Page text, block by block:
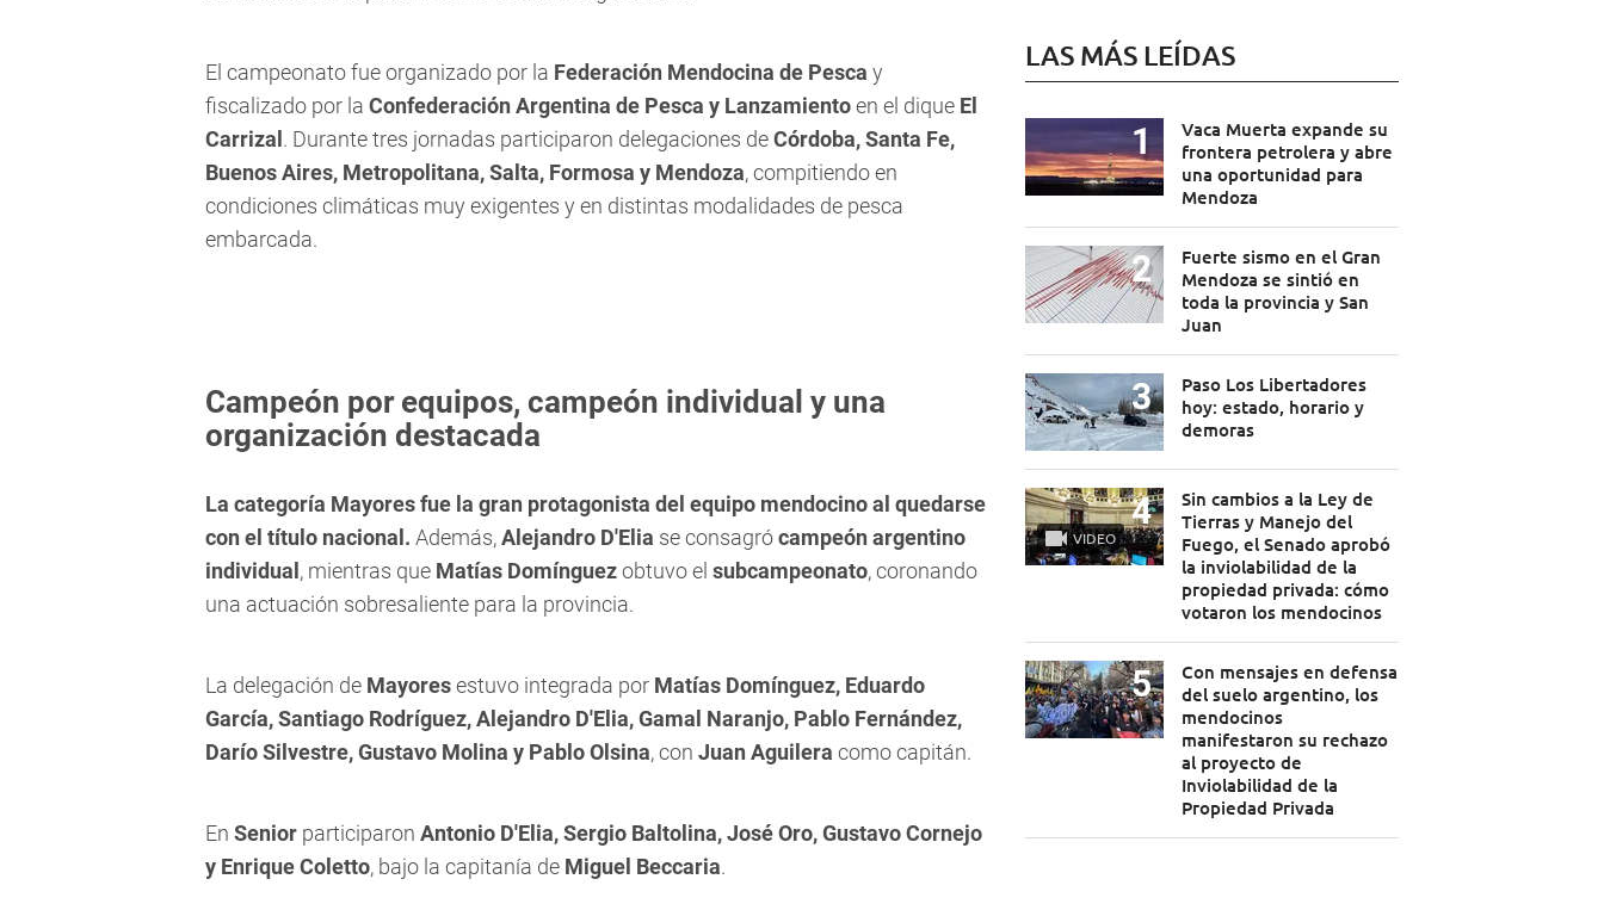
El campeonato fue organizado por la Federación Mendocina de Pesca y
fiscalizado por la Confederación Argentina de Pesca y Lanzamientoen el dique El
Carrizal . Durante tres jornadas participaron delegaciones deCórdoba, Santa Fe,
Buenos Aires, Metropolitana, Salta, Formosa y Mendoza, compitiendo en
condiciones climáticas muy exigentes y en distintas modalidades de pesca
embarcada.
Campeón por equipos, campeón individual y una
organización destacada
La categoría Mayores fue la gran protagonista del equipo mendocino al quedarse
con el título nacional. Además,Alejandro D'Elia se consagrócampeón argentino
individual , mientras que Matías Domínguezobtuvo el subcampeonato, coronando
una actuación sobresaliente para la provincia.
La delegación de Mayoresestuvo integrada por Matías Domínguez, Eduardo
García, Santiago Rodríguez, Alejandro D'Elia, Gamal Naranjo, Pablo Fernández,
Darío Silvestre, Gustavo Molina y Pablo Olsina, con Juan Aguilera como capitán.
En Senior participaron Antonio D'Elia, Sergio Baltolina, José Oro, Gustavo Cornejo
y Enrique Coletto, bajo la capitanía de Miguel Beccaria.
LAS MÁS LEÍDAS
Vaca Muerta expande su
frontera petrolera y abre
una oportunidad para
Mendoza
Fuerte sismo en el Gran
Mendoza se sintió en
toda la provincia y San
Juan
Paso Los Libertadores
hoy: estado, horario y
demoras
VIDEO
Sin cambios a la Ley de
Tierras y Manejo del
Fuego, el Senado aprobó
la inviolabilidad de la
propiedad privada: cómo
votaron los mendocinos
Con mensajes en defensa
del suelo argentino, los
mendocinos
manifestaron su rechazo
al proyecto de
Inviolabilidad de la
Propiedad Privada